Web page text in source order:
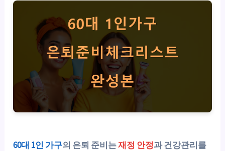
60대 1인 가구의 은퇴 준비는재정 안정과건강관리를